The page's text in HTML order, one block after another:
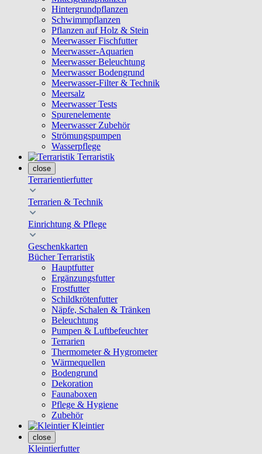
Hintergrundpflanzen
Schwimmpflanzen
Pflanzen auf Holz & Stein
Meerwasser Fischfutter
Meerwasser-Aquarien
Meerwasser Beleuchtung
Meerwasser Bodengrund
Meerwasser-Filter & Technik
Meersalz
Meerwasser Tests
Spurenelemente
Meerwasser Zubehör
Strömungspumpen
Wasserpflege
Terraristik
close
Terrarientierfutter
Terrarien & Technik
Einrichtung & Pflege
Geschenkkarten
Bücher Terraristik
Hauptfutter
Ergänzungsfutter
Frostfutter
Schildkrötenfutter
Näpfe, Schalen & Tränken
Beleuchtung
Pumpen & Luftbefeuchter
Terrarien
Thermometer & Hygrometer
Wärmequellen
Bodengrund
Dekoration
Faunaboxen
Pflege & Hygiene
Zubehör
Kleintier
close
Kleintierfutter